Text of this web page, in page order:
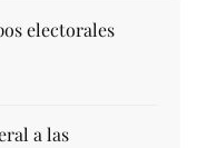
electorales
a las